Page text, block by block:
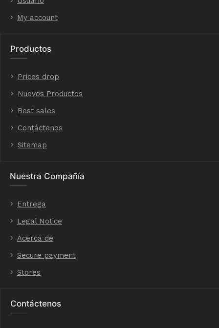
My account
Productos
Prices drop
Nuevos Productos
Best sales
Contáctenos
Sitemap
Nuestra Compañía
Entrega
Legal Notice
Acerca de
Secure payment
Stores
Contáctenos